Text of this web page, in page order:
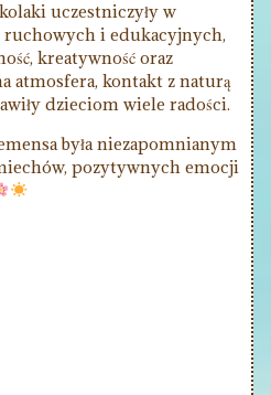
uczestniczyły w
ruchowych i edukacyjnych,
kreatywność oraz
atmosfera, kontakt z naturą
dzieciom wiele radości.
była niezapomnianym
pozytywnych emocji